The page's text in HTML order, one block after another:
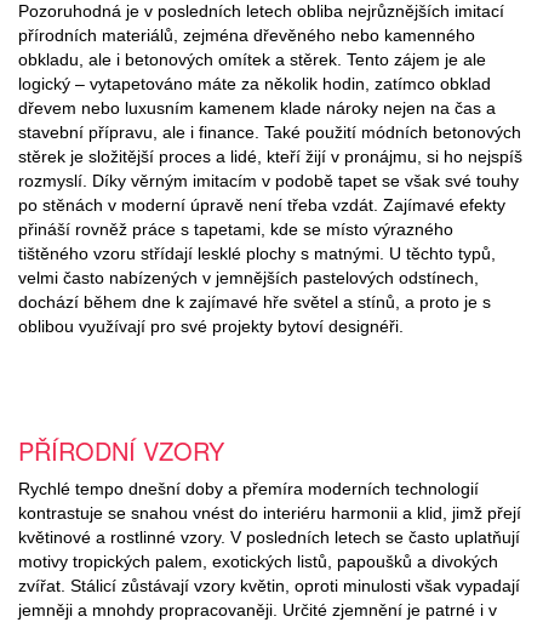
Pozoruhodná je v posledních letech obliba nejrůznějších imitací
přírodních materiálů, zejména dřevěného nebo kamenného
obkladu, ale i betonových omítek a stěrek. Tento zájem je ale
logický – vytapetováno máte za několik hodin, zatímco obklad
dřevem nebo luxusním kamenem klade nároky nejen na čas a
stavební přípravu, ale i finance. Také použití módních betonových
stěrek je složitější proces a lidé, kteří žijí v pronájmu, si ho nejspíš
rozmyslí. Díky věrným imitacím v podobě tapet se však své touhy
po stěnách v moderní úpravě není třeba vzdát. Zajímavé efekty
přináší rovněž práce s tapetami, kde se místo výrazného
tištěného vzoru střídají lesklé plochy s matnými. U těchto typů,
velmi často nabízených v jemnějších pastelových odstínech,
dochází během dne k zajímavé hře světel a stínů, a proto je s
oblibou využívají pro své projekty bytoví designéři.
PŘÍRODNÍ VZORY
Rychlé tempo dnešní doby a přemíra moderních technologií
kontrastuje se snahou vnést do interiéru harmonii a klid, jimž přejí
květinové a rostlinné vzory. V posledních letech se často uplatňují
motivy tropických palem, exotických listů, papoušků a divokých
zvířat. Stálicí zůstávají vzory květin, oproti minulosti však vypadají
jemněji a mnohdy propracovaněji. Určité zjemnění je patrné i v